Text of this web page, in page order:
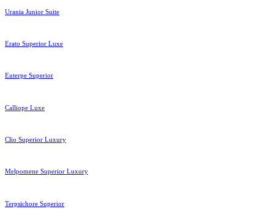
Urania Junior Suite
Erato Superior Luxe
Euterpe Superior
Calliope Luxe
Clio Superior Luxury
Melpomene Superior Luxury
Terpsichore Superior